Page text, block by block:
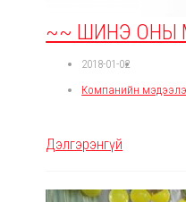
~~ ШИНЭ ОНЫ
2018-01-02
Компанийн
Дэлгэрэнгүй